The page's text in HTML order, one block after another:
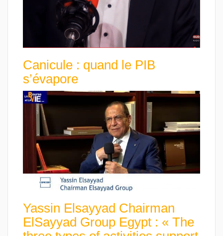
Canicule : quand le PIB
s’évapore
Yassin Elsayyad Chairman
ElSayyad Group Egypt : « The